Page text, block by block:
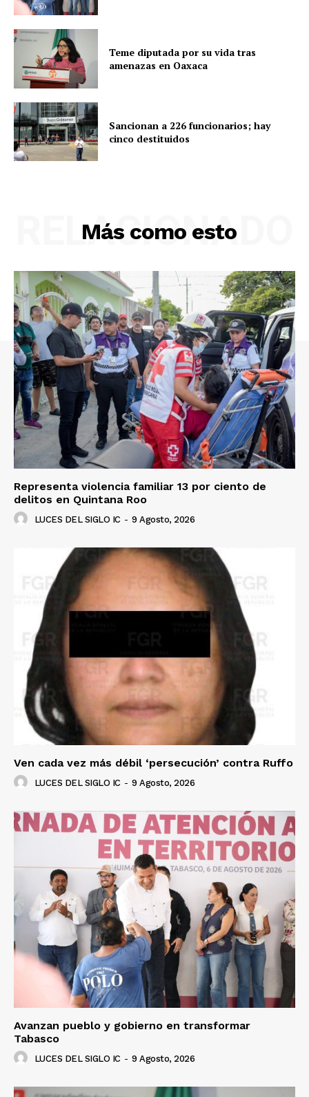
Luces
Del Siglo
Teme diputada por su vida tras
amenazas en Oaxaca
Sancionan a 226 funcionarios; hay
cinco destituidos
Más como esto
RELACIONADO
Representa violencia familiar 13 por ciento de
delitos en Quintana Roo
LUCES DEL SIGLO IC - 9 Agosto, 2026
Ven cada vez más débil ‘persecución’ contra Ruffo
LUCES DEL SIGLO IC - 9 Agosto, 2026
Avanzan pueblo y gobierno en transformar
Tabasco
LUCES DEL SIGLO IC - 9 Agosto, 2026